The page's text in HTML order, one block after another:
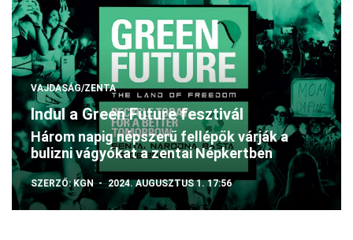
VAJDASÁG/ZENTA
Indul a Green Future fesztivál
Három napig népszerű fellépők várják a
bulizni vágyókat a zentai Népkertben
SZERZŐ:KGN 2024. AUGUSZTUS 1. 17:56